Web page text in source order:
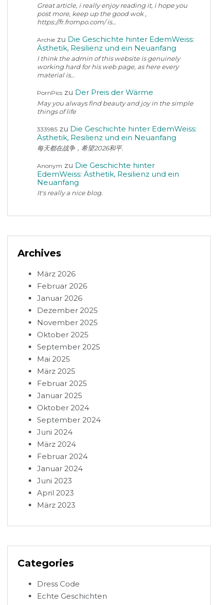
Great article, i really enjoy reading it, i hope you
post more, keep up the good wok ,
https://fr.frompo.com/ is…
Archie zu Die Geschichte hinter EdemWeiss:
Ästhetik, Resilienz und ein Neuanfang
I think the admin of this website is genuinely
working hard for his web page, as here every
material is…
PornPics zu Der Preis der Wärme
May you always find beauty and joy in the simple
things of life
333985 zu Die Geschichte hinter EdemWeiss:
Ästhetik, Resilienz und ein Neuanfang
每天都在战争，希望2026和平.
Anonym zu Die Geschichte hinter
EdemWeiss: Ästhetik, Resilienz und ein
Neuanfang
It's really a nice blog.
Archives
März 2026
Februar 2026
Januar 2026
Dezember 2025
November 2025
Oktober 2025
September 2025
Mai 2025
März 2025
Februar 2025
Januar 2025
Oktober 2024
September 2024
Juni 2024
März 2024
Februar 2024
Januar 2024
Juni 2023
April 2023
März 2023
Categories
Dress Code
Echte Geschichten